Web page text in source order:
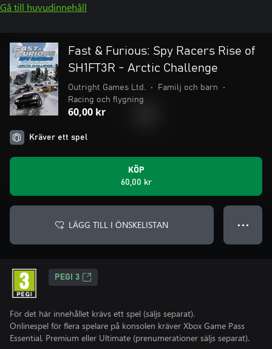
Gå till huvudinnehåll
Fast & Furious: Spy Racers Rise of
SH1FT3R - Arctic Challenge
Outright Games Ltd. • Familj och barn
•
Racing och flygning
60,00 kr
Kräver ett spel
KÖP
60,00 kr
LÄGG TILL I ÖNSKELISTAN ● ● ●
PEGI 3
För det här innehållet krävs ett spel (säljs separat).
Onlinespel för flera spelare på konsolen kräver Xbox Game Pass
Essential, Premium eller Ultimate (prenumerationer säljs separat).